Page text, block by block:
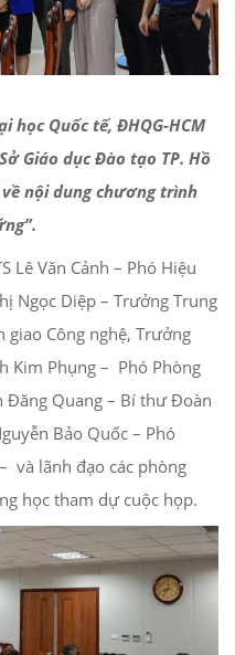
học Quốc tế, ĐHQG-HCM
Giáo dục Đào tạo TP. Hồ
nội dung chương trình
Lê Văn Cảnh – Phó Hiệu
Ngọc Diệp – Trưởng Trung
giao Công nghệ, Trưởng
Kim Phụng – Phó Phòng
Đăng Quang – Bí thư Đoàn
Bảo Quốc – Phó
và lãnh đạo các phòng
học tham dự cuộc họp.